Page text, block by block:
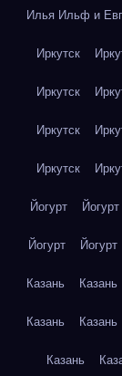
Илья Ильф и
Иркутск
Иркутск
Иркутск
Иркутск
Йогурт Йогурт
Йогурт Йогурт
Казань Казань
Казань Казань
Казань